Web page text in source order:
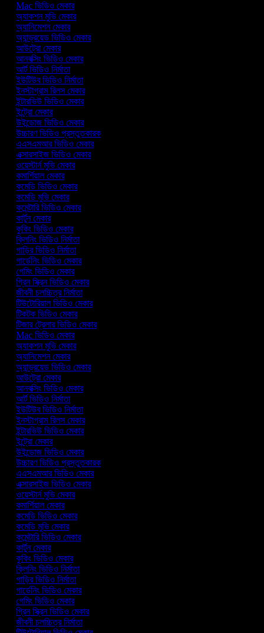
Mac ভিডিও মেকার
অ্যাকশন মুভি মেকার
অ্যানিমেশন মেকার
অ্যান্ড্রয়েড ভিডিও মেকার
আউট্রো মেকার
আনবক্সিং ভিডিও মেকার
আর্ট ভিডিও নির্মাতা
ইউটিউব ভিডিও নির্মাতা
ইনস্টাগ্রাম রিলস মেকার
ইন্টারভিউ ভিডিও মেকার
ইন্ট্রো মেকার
উইন্ডোজ ভিডিও মেকার
উচ্চারণ ভিডিও প্রস্তুতকারক
এএসএমআর ভিডিও মেকার
এক্সারসাইজ ভিডিও মেকার
ওয়েস্টার্ন মুভি মেকার
কমার্শিয়াল মেকার
কমেডি ভিডিও মেকার
কমেডি মুভি মেকার
কমেন্টারি ভিডিও মেকার
কার্টুন মেকার
কুকিং ভিডিও মেকার
ক্লিনিং ভিডিও নির্মাতা
গাড়ির ভিডিও নির্মাতা
গার্ডেনিং ভিডিও মেকার
গেমিং ভিডিও মেকার
গ্রিন স্ক্রিন ভিডিও মেকার
জীবনী চলচ্চিত্র নির্মাতা
টিউটোরিয়াল ভিডিও মেকার
টিকটক ভিডিও মেকার
টিজার ট্রেলার ভিডিও মেকার
Mac ভিডিও মেকার
অ্যাকশন মুভি মেকার
অ্যানিমেশন মেকার
অ্যান্ড্রয়েড ভিডিও মেকার
আউট্রো মেকার
আনবক্সিং ভিডিও মেকার
আর্ট ভিডিও নির্মাতা
ইউটিউব ভিডিও নির্মাতা
ইনস্টাগ্রাম রিলস মেকার
ইন্টারভিউ ভিডিও মেকার
ইন্ট্রো মেকার
উইন্ডোজ ভিডিও মেকার
উচ্চারণ ভিডিও প্রস্তুতকারক
এএসএমআর ভিডিও মেকার
এক্সারসাইজ ভিডিও মেকার
ওয়েস্টার্ন মুভি মেকার
কমার্শিয়াল মেকার
কমেডি ভিডিও মেকার
কমেডি মুভি মেকার
কমেন্টারি ভিডিও মেকার
কার্টুন মেকার
কুকিং ভিডিও মেকার
ক্লিনিং ভিডিও নির্মাতা
গাড়ির ভিডিও নির্মাতা
গার্ডেনিং ভিডিও মেকার
গেমিং ভিডিও মেকার
গ্রিন স্ক্রিন ভিডিও মেকার
জীবনী চলচ্চিত্র নির্মাতা